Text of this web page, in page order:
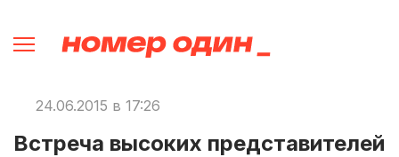
24.06.2015 в 17:26
Встреча высоких представителей